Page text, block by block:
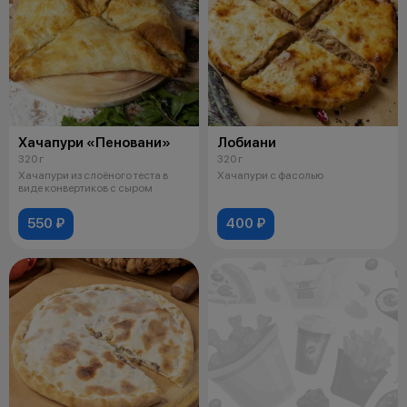
Хачапури «Пеновани»
320 г
Хачапури из слоёного теста в
виде конвертиков с сыром
550 ₽
Лобиани
320 г
Хачапури с фасолью
400 ₽